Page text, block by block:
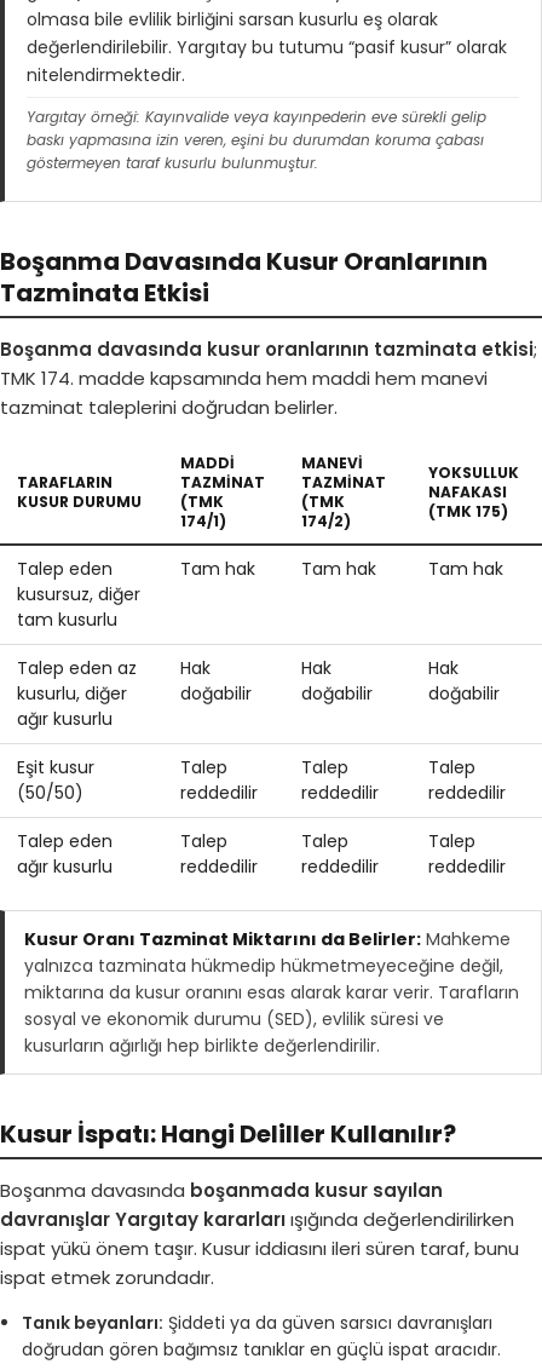
olmasa bile evlilik birliğini sarsan kusurlu eş olarak
değerlendirilebilir. Yargıtay bu tutumu “pasif kusur” olarak
nitelendirmektedir.
Yargıtay örneği: Kayınvalide veya kayınpederin eve sürekli gelip
baskı yapmasına izin veren, eşini bu durumdan koruma çabası
göstermeyen taraf kusurlu bulunmuştur.
Boşanma Davasında Kusur Oranlarının
Tazminata Etkisi
Boşanma davasında kusur oranlarının tazminata etkisi;
TMK 174. madde kapsamında hem maddi hem manevi
tazminat taleplerini doğrudan belirler.
TARAFLARIN
KUSUR DURUMU
MADDI
TAZMINAT
(TMK
174/1)
MANEVI
TAZMINAT
(TMK
174/2)
YOKSULLUK
NAFAKASI
(TMK 175)
Talep eden
kusursuz, diğer
tam kusurlu
Tam hak Tam hak Tam hak
Talep eden az
kusurlu, diğer
ağır kusurlu
Hak
doğabilir
Hak
doğabilir
Hak
doğabilir
Eşit kusur
(50/50)
Talep
reddedilir
Talep
reddedilir
Talep
reddedilir
Talep eden
ağır kusurlu
Talep
reddedilir
Talep
reddedilir
Talep
reddedilir
Kusur Oranı Tazminat Miktarını da Belirler: Mahkeme
yalnızca tazminata hükmedip hükmetmeyeceğine değil,
miktarına da kusur oranını esas alarak karar verir. Tarafların
sosyal ve ekonomik durumu (SED), evlilik süresi ve
kusurların ağırlığı hep birlikte değerlendirilir.
Kusur İspatı: Hangi Deliller Kullanılır?
Boşanma davasında boşanmada kusur sayılan
davranışlar Yargıtay kararlarıışığında değerlendirilirken
ispat yükü önem taşır. Kusur iddiasını ileri süren taraf, bunu
ispat etmek zorundadır.
Tanık beyanları: Şiddeti ya da güven sarsıcı davranışları
doğrudan gören bağımsız tanıklar en güçlü ispat aracıdır.